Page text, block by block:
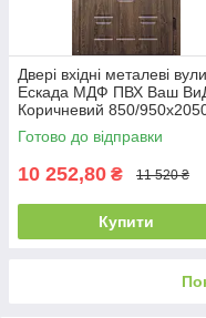
Двері вхідні металеві
Ескада МДФ ПВХ Ваш
Коричневий 850/
Ліве/Праве
Готово до відправки
10 252,80 ₴ 11 520 ₴
Купити